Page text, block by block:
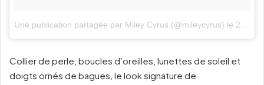
Une publication partagée par Miley Cyrus (@mileycyrus) le 28 Janv. 2018 à 11 :02 PST
Collier de perle, boucles d’oreilles, lunettes de soleil et
doigts ornés de bagues, le look signature de